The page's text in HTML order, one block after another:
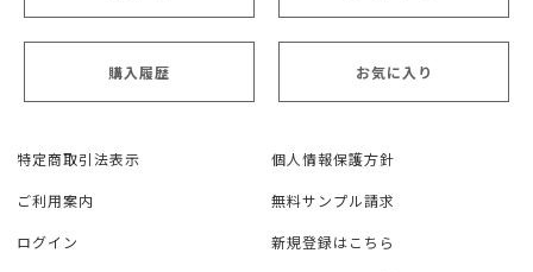
購入履歴 お気に入り
特定商取引法表示 個人情報保護方針
ご利用案内 無料サンプル請求
ログイン 新規登録はこちら